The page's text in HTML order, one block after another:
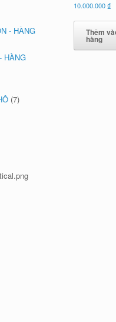
10.000.000₫
Thêm
hàng
- HÀNG
HÀNG
(7)